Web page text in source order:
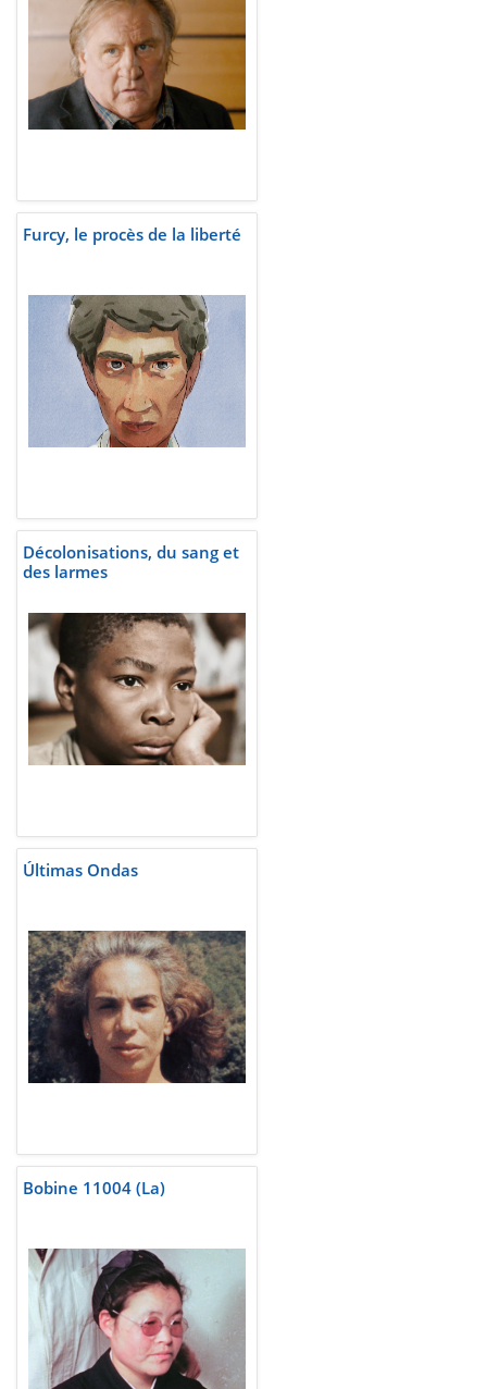
Furcy, le procès de la liberté
Décolonisations, du sang et
des larmes
Últimas Ondas
Bobine 11004 (La)